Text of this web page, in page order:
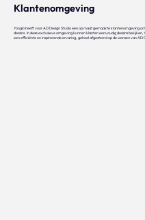
Klantenomgeving
Yonglo heeft voor AD Design Studio een op maat gemaakte klantenomgeving
dessins. In deze exclusieve omgeving kunnen klanten eenvoudig dessins
een efficiënte en inspirerende ervaring, geheel afgestemd op de wensen van AD